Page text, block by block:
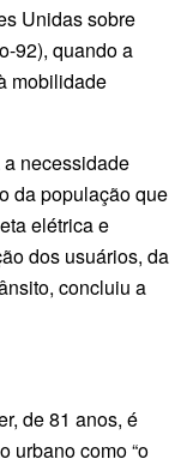
Unidas sobre
92), quando a
mobilidade
necessidade
da população que
elétrica e
dos usuários, da
concluiu a
de 81 anos, é
urbano como “o